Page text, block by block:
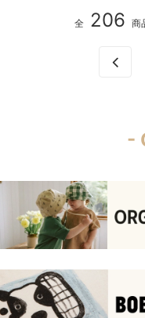
全 206 商
-